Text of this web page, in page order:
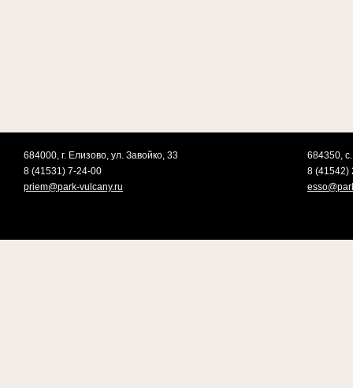
684000, г. Елизово, ул. Завойко, 33
8 (41531) 7-24-00
priem@park-vulcany.ru
684350,
8 (41542)